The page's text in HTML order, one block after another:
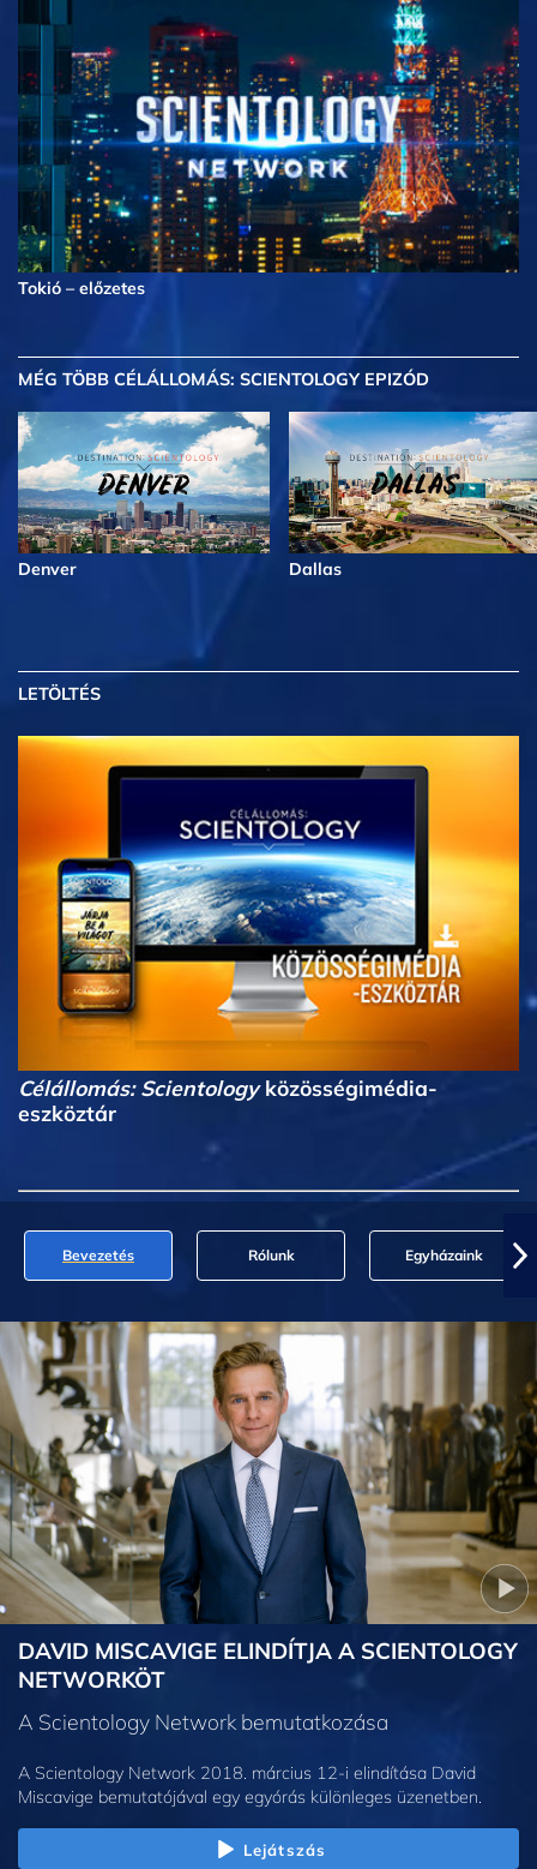
Tokió – előzetes
MÉG TÖBB CÉLÁLLOMÁS: SCIENTOLOGY EPIZÓD
Denver Dallas
LETÖLTÉS
Célállomás: Scientologyközösségimédia-
eszköztár
Bevezetés Rólunk Egyházaink
DAVID MISCAVIGE ELINDÍTJA A SCIENTOLOGY
NETWORKÖT
A Scientology Network bemutatkozása
A Scientology Network 2018. március 12-i elindítása David
Miscavige bemutatójával egy egyórás különleges üzenetben.
Lejátszás